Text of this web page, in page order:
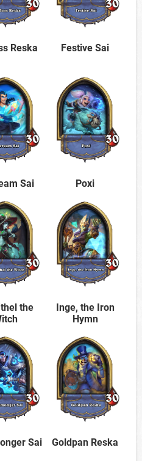
Reska Festive Sai
Sai Poxi
the
Inge, the Iron
Hymn
Sai Goldpan Reska